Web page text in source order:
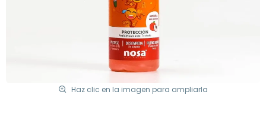
Haz clic en la imagen para ampliarla